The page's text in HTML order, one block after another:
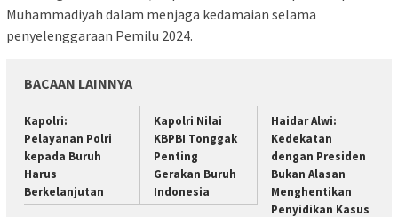
Muhammadiyah dalam menjaga kedamaian selama
penyelenggaraan Pemilu 2024.
BACAAN LAINNYA
Kapolri:
Pelayanan Polri
kepada Buruh
Harus
Berkelanjutan
Kapolri Nilai
KBPBI Tonggak
Penting
Gerakan Buruh
Indonesia
Haidar Alwi:
Kedekatan
dengan Presiden
Bukan Alasan
Menghentikan
Penyidikan Kasus